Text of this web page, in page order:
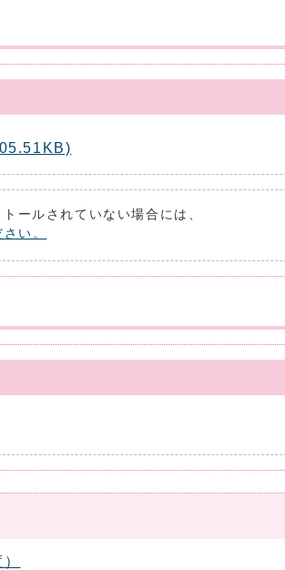
ールされていない場合には、
い。